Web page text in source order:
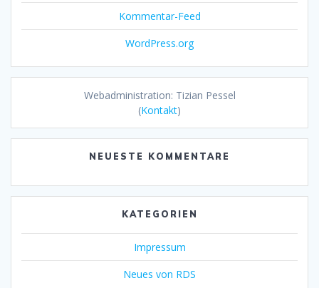
Kommentar-Feed
WordPress.org
Webadministration: Tizian Pessel
(Kontakt)
NEUESTE KOMMENTARE
KATEGORIEN
Impressum
Neues von RDS